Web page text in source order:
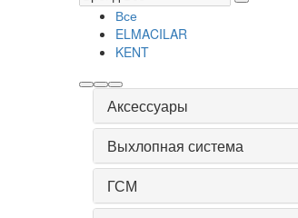
Все
ELMACILAR
KENT
Аксессуары
Выхлопная система
ГСМ